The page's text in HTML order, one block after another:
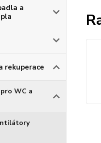
a
rekuperace
WC a